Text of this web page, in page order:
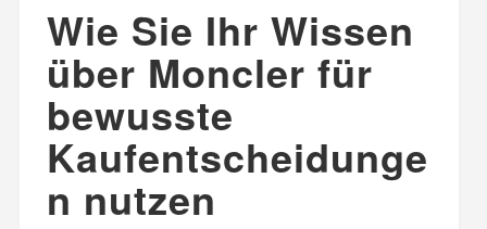
Wie Sie Ihr Wissen
über Moncler für
bewusste
Kaufentscheidunge
n nutzen